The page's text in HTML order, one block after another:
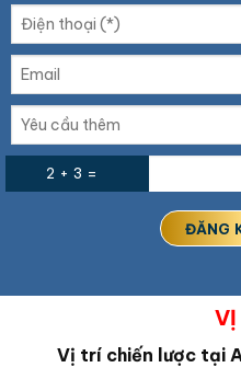
2 + 3 =
VỊ
Vị trí chiến lược tại